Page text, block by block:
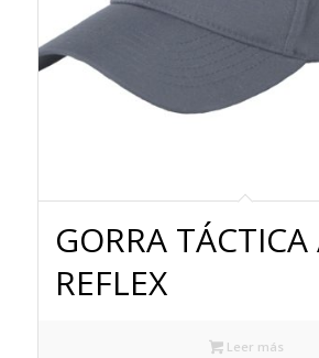
GORRA
REFLEX
Leer más